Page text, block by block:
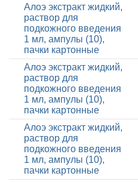
Алоэ экстракт жидкий,
раствор для
подкожного введения
1 мл, ампулы (10),
пачки картонные
Алоэ экстракт жидкий,
раствор для
подкожного введения
1 мл, ампулы (10),
пачки картонные
Алоэ экстракт жидкий,
раствор для
подкожного введения
1 мл, ампулы (10),
пачки картонные